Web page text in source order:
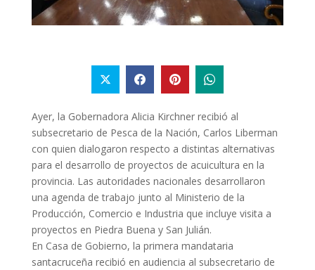
Ayer, la Gobernadora Alicia Kirchner recibió al
subsecretario de Pesca de la Nación, Carlos Liberman
con quien dialogaron respecto a distintas alternativas
para el desarrollo de proyectos de acuicultura en la
provincia. Las autoridades nacionales desarrollaron
una agenda de trabajo junto al Ministerio de la
Producción, Comercio e Industria que incluye visita a
proyectos en Piedra Buena y San Julián.
En Casa de Gobierno, la primera mandataria
santacruceña recibió en audiencia al subsecretario de